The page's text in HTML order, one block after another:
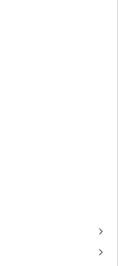
keyboard_arrow_right
keyboard_arrow_right